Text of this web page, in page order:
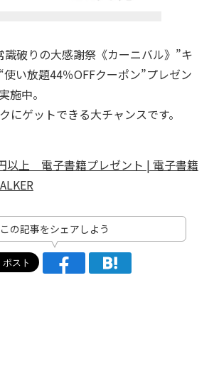
識破りの大感謝祭《カーニバル》”キ
使い放題44％OFFクーポン”プレゼン
施中。
にゲットできる大チャンスです。
以上 電子書籍プレゼント | 電子書籍
この記事をシェアしよう